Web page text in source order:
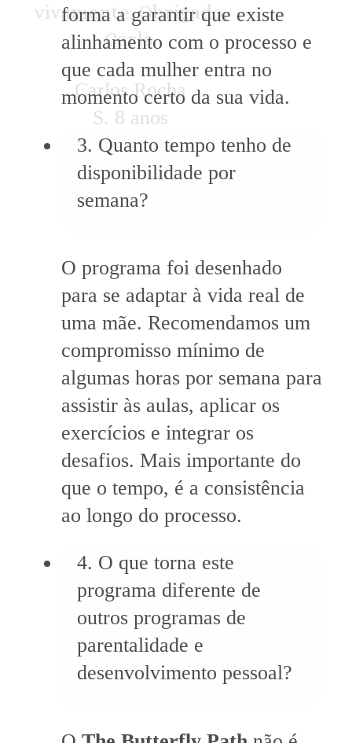
vivamente. Obrigado,
Carla.
Carlos Rocha
S. 8 anos
forma a garantir que existe
alinhamento com o processo e
que cada mulher entra no
momento certo da sua vida.
3. Quanto tempo tenho de
disponibilidade por
semana?
O programa foi desenhado
para se adaptar à vida real de
uma mãe. Recomendamos um
compromisso mínimo de
algumas horas por semana para
assistir às aulas, aplicar os
exercícios e integrar os
desafios. Mais importante do
que o tempo, é a consistência
ao longo do processo.
4. O que torna este
programa diferente de
outros programas de
parentalidade e
desenvolvimento pessoal?